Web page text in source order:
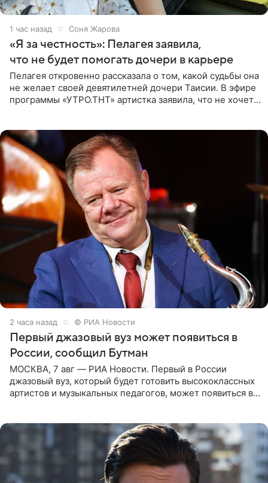
1 час назад Соня Жарова
«Я за честность»: Пелагея заявила,
что не будет помогать дочери в карьере
Пелагея откровенно рассказала о том, какой судьбы она
не желает своей девятилетней дочери Таисии. В эфире
программы «УТРО.ТНТ» артистка заявила, что не хочет
2 часа назад © РИА Новости
Первый джазовый вуз может появиться в
России, сообщил Бутман
МОСКВА, 7 авг — РИА Новости. Первый в России
джазовый вуз, который будет готовить высококлассных
артистов и музыкальных педагогов, может появиться в